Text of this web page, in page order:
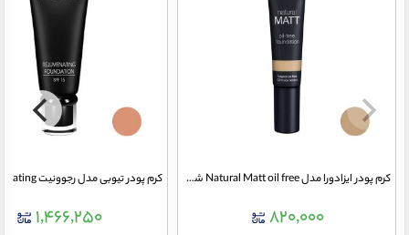
کرم پودر ایزادورا مدل Natural Matt oil free شماره 14
۸۲۰,۰۰۰ ۱,۴۶۶,۲۵۰